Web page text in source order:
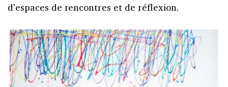
d’espaces de rencontres et de réflexion.